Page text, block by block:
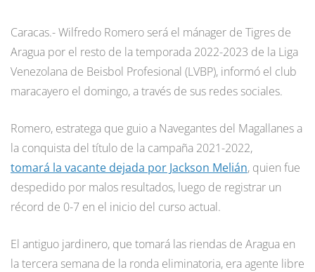
Caracas.- Wilfredo Romero será el mánager de Tigres de
Aragua por el resto de la temporada 2022-2023 de la Liga
Venezolana de Beisbol Profesional (LVBP), informó el club
maracayero el domingo, a través de sus redes sociales.
Romero, estratega que guio a Navegantes del Magallanes a
la conquista del título de la campaña 2021-2022,
tomará la vacante dejada por Jackson Melián, quien fue
despedido por malos resultados, luego de registrar un
récord de 0-7 en el inicio del curso actual.
El antiguo jardinero, que tomará las riendas de Aragua en
la tercera semana de la ronda eliminatoria, era agente libre